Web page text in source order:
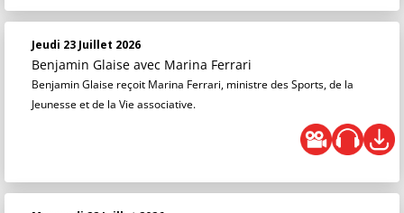
Jeudi 23 Juillet 2026
Benjamin Glaise avec Marina Ferrari
Benjamin Glaise reçoit Marina Ferrari, ministre des Sports, de la
Jeunesse et de la Vie associative.